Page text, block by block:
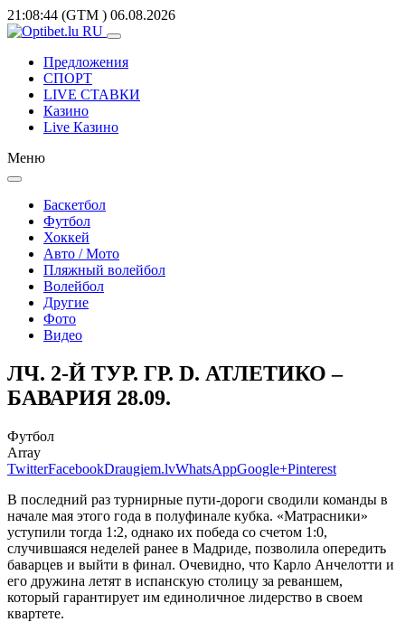
21:08:44 (GTM ) 06.08.2026
Предложения
СПОРТ
LIVE СТАВКИ
Казино
Live Казино
Меню
Баскетбол
Футбол
Хоккей
Авто / Мото
Пляжный волейбол
Волейбол
Другие
Фото
Видео
ЛЧ. 2-Й ТУР. ГР. D. АТЛЕТИКО –
БАВАРИЯ 28.09.
Футбол
Array
TwitterFacebookDraugiem.lvWhatsAppGoogle+Pinterest
В последний раз турнирные пути-дороги сводили команды в
начале мая этого года в полуфинале кубка. «Матрасники»
уступили тогда 1:2, однако их победа со счетом 1:0,
случившаяся неделей ранее в Мадриде, позволила опередить
баварцев и выйти в финал. Очевидно, что Карло Анчелотти и
его дружина летят в испанскую столицу за реваншем,
который гарантирует им единоличное лидерство в своем
квартете.